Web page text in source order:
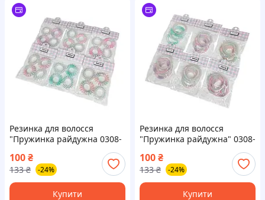
Резинка для волосся
"Пружинка райдужна 0308-
100₴
133 ₴ -24%
Купити
Резинка для волосся
"Пружинка райдужна" 0308-
100₴
133 ₴ -24%
Купити